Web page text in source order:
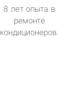
8 лет опыта в
ремонте
кондиционеров.